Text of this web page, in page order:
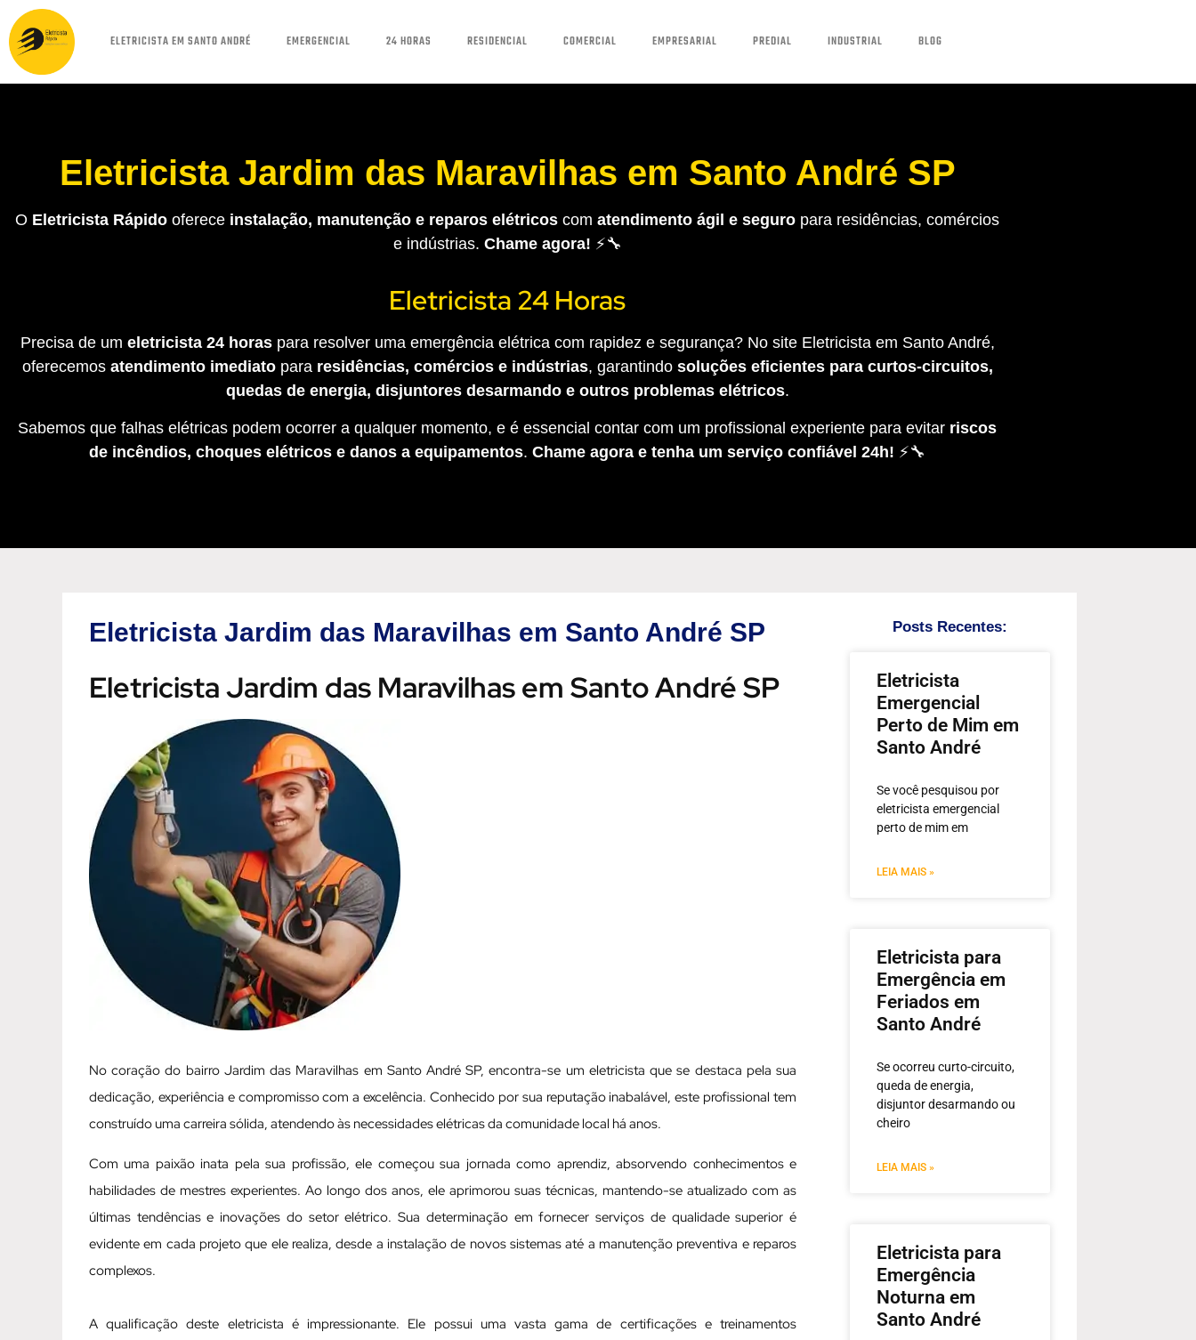
ELETRICISTA EM SANTO ANDRÉ EMERGENCIAL 24 HORAS RESIDENCIAL COMERCIAL EMPRESARIAL PREDIAL INDUSTRIAL BLOG
Eletricista Jardim das Maravilhas em Santo André SP
O Eletricista Rápido oferece instalação, manutenção e reparos elétricos com atendimento ágil e seguro para residências, comércios
e indústrias. Chame agora! ⚡🔧
Eletricista 24 Horas
Precisa de um eletricista 24 horaspara resolver uma emergência elétrica com rapidez e segurança? No site Eletricista em Santo André,
oferecemos atendimento imediatopara residências, comércios e indústrias, garantindo soluções eficientes para curtos-circuitos,
quedas de energia, disjuntores desarmando e outros problemas elétricos.
Sabemos que falhas elétricas podem ocorrer a qualquer momento, e é essencial contar com um profissional experiente para evitar riscos
de incêndios, choques elétricos e danos a equipamentos. Chame agora e tenha um serviço confiável 24h! ⚡🔧
Eletricista Jardim das Maravilhas em Santo André SP
Eletricista Jardim das Maravilhas em Santo André SP
No coração do bairro Jardim das Maravilhas em Santo André SP, encontra-se um eletricista que se destaca pela sua
dedicação, experiência e compromisso com a excelência. Conhecido por sua reputação inabalável, este profissional tem
construído uma carreira sólida, atendendo às necessidades elétricas da comunidade local há anos.
Com uma paixão inata pela sua profissão, ele começou sua jornada como aprendiz, absorvendo conhecimentos e
habilidades de mestres experientes. Ao longo dos anos, ele aprimorou suas técnicas, mantendo-se atualizado com as
últimas tendências e inovações do setor elétrico. Sua determinação em fornecer serviços de qualidade superior é
evidente em cada projeto que ele realiza, desde a instalação de novos sistemas até a manutenção preventiva e reparos
complexos.
A qualificação deste eletricista é impressionante. Ele possui uma vasta gama de certificações e treinamentos
Posts Recentes:
Eletricista
Emergencial
Perto de Mim em
Santo André
Se você pesquisou por
eletricista emergencial
perto de mim em
LEIA MAIS »
Eletricista para
Emergência em
Feriados em
Santo André
Se ocorreu curto-circuito,
queda de energia,
disjuntor desarmando ou
cheiro
LEIA MAIS »
Eletricista para
Emergência
Noturna em
Santo André